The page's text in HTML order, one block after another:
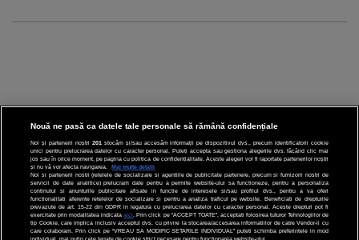
CINEMA
DIVERTISMENT
STIRI
Nouă ne pasă ca datele tale personale să rămână confidențiale
Noi și partenerii noștri 201 stocăm și/sau accesăm informații pe dispozitivul dvs., precum identificatorii cookie
unici pentru prelucrarea datelor cu caracter personal. Puteți accepta sau gestiona alegerile dvs. făcând clic mai
jos sau în orice moment, pe pagina cu politica de confidențialitate. Aceste alegeri vor fi raportate partenerilor noștri
și nu vă vor afecta navigarea.
Mai multe detalii
Noi si partenerii nostri (retelele de socializare si agentiile de publicitate partenere, precum si furnizorii nostri de
servicii de date analitice) prelucram date pentru a permite website-ului sa functioneze, pentru a personaliza
continutul si anunturile publicitare afisate in functie de interesele si/sau profilul dvs., pentru a va oferi
functionalitati aferente retelelor de socializare si pentru a analiza traficul pe website. Beneficiati de drepturile
prevazute de art. 15-22 din GDPR in legatura cu prelucrarea datelor cu caracter personal. Aceste drepturi pot fi
exercitate prin modalitatea indicataaici . Prin click pe “ACCEPT TOATE”, acceptati folosirea tuturor Tehnologiilor de
tip Cookie, care implica inclusiv acceptul dvs. cu privire la stocarea/accesarea informatiilor de catre Vendor-ii cu
care colaboram. Prin click pe “VREAU SA MODIFIC SETARILE INDIVIDUAL” puteti schimba preferintele in mod
individual, mai putin cele legate de cookie strict necesare pentru functionarea website-ului.